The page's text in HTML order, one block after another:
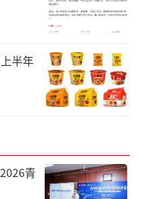
前为止，小红书为
引入更多的内容形
持，也是“内容——
征之一。
做电商还是内容，
造“具有小红书调
播客的扶持方向亦
半年
青